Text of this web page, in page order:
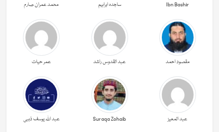
Ibn Bashir ساجدہ ابراہیم محمد عمران صارم
مقصود احمد عبد القدوس راشد عمر حیات
عبد المعیز Suraqa Zohaib عبد اللہ یوسف ذہبی